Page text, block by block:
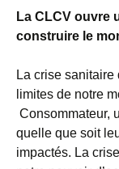
La CLCV ouvre
construire le
La crise
limites de notre
Consommateur,
quelle que soit
impactés. La